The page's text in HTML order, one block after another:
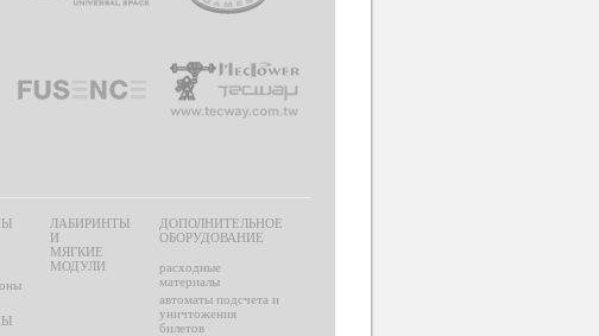
ЛАБИРИНТЫ
И
МЯГКИЕ
МОДУЛИ
ДОПОЛНИТЕЛЬНОЕ
ОБОРУДОВАНИЕ
расходные
материалы
автоматы подсчета и
уничтожения
билетов